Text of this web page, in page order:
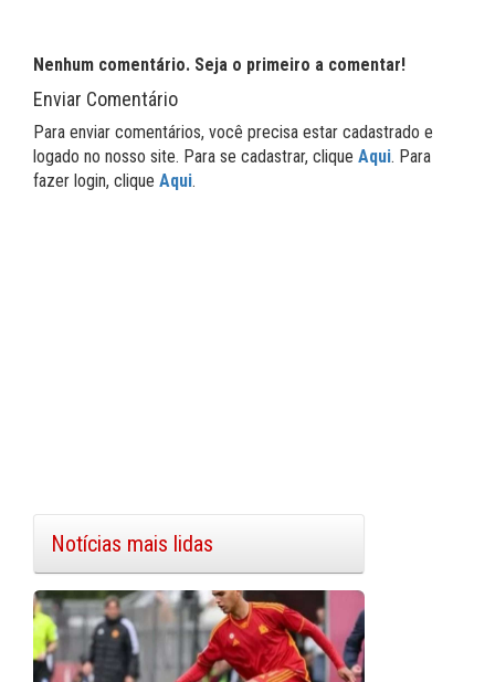
Nenhum comentário. Seja o primeiro a comentar!
Enviar Comentário
Para enviar comentários, você precisa estar cadastrado e
logado no nosso site. Para se cadastrar, clique Aqui. Para
fazer login, clique Aqui.
Notícias mais lidas